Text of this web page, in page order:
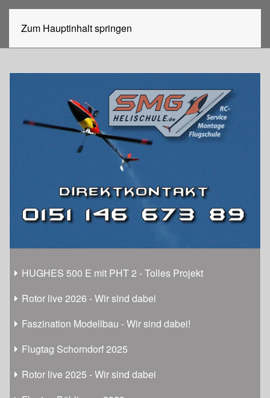
Zum Hauptinhalt springen
HUGHES 500 E mit PHT 2 - Tolles Projekt
Rotor live 2026 - Wir sind dabei
Faszination Modellbau - Wir sind dabei!
Flugtag Schorndorf 2025
Rotor live 2025 - Wir sind dabei